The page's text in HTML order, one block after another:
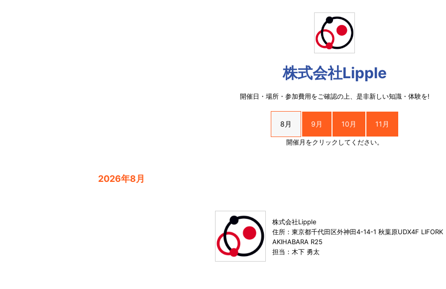
株式会社Lipple
開催日・場所・参加費用をご確認の上、是非新しい知識・体験を!
8月 9月 10月 11月
開催月をクリックしてください。
2026年8月
株式会社Lipple
住所：東京都千代田区外神田4-14-1 秋葉原UDX4F LIFORK
AKIHABARA R25
担当：木下 勇太